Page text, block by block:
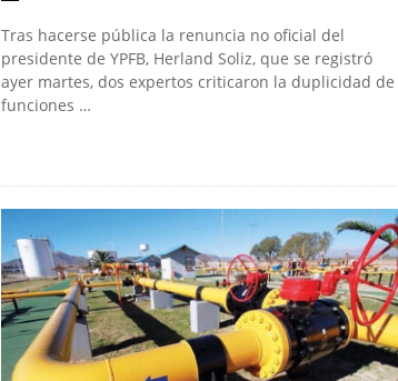
Tras hacerse pública la renuncia no oficial del
presidente de YPFB, Herland Soliz, que se registró
ayer martes, dos expertos criticaron la duplicidad de
funciones …